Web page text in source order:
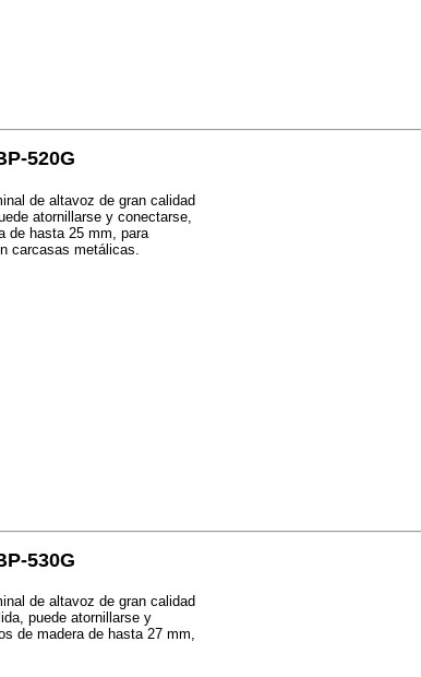
520G
de altavoz de gran calidad
atornillarse y conectarse,
de hasta 25 mm, para
carcasas metálicas.
530G
de altavoz de gran calidad
puede atornillarse y
de madera de hasta 27 mm,